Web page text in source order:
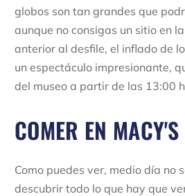
globos son tan grandes que
aunque no consigas un sitio en
anterior al desfile, el inflado de
un espectáculo impresionante,
del museo a partir de las 13:00
COMER EN MACY'S
Como puedes ver, medio día no
descubrir todo lo que hay que